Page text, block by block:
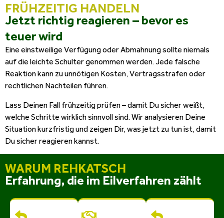
FRÜHZEITIG HANDELN
Jetzt richtig reagieren – bevor es
teuer wird
Eine einstweilige Verfügung oder Abmahnung sollte niemals
auf die leichte Schulter genommen werden. Jede falsche
Reaktion kann zu unnötigen Kosten, Vertragsstrafen oder
rechtlichen Nachteilen führen.
Lass Deinen Fall frühzeitig prüfen – damit Du sicher weißt,
welche Schritte wirklich sinnvoll sind. Wir analysieren Deine
Situation kurzfristig und zeigen Dir, was jetzt zu tun ist, damit
Du sicher reagieren kannst.
WARUM REHKATSCH
Erfahrung, die im Eilverfahren zählt